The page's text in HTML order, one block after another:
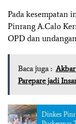
Pada kesempatan
Pinrang A.Calo
OPD dan
Baca juga :
Parepare jadi
Dinkes